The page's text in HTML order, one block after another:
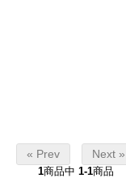
« Prev Next »
1商品中 1-1商品